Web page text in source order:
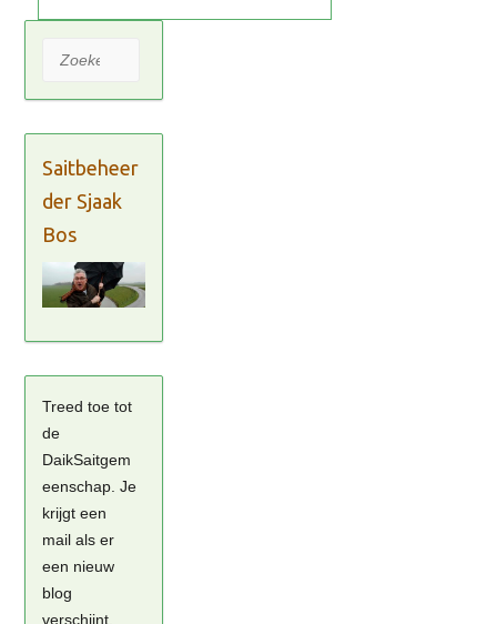
Zoeken
Saitbeheer
der Sjaak
Bos
Treed toe tot
de
DaikSaitgem
eenschap. Je
krijgt een
mail als er
een nieuw
blog
verschijnt.